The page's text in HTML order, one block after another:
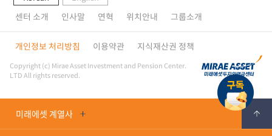
센터 소개 인사말 연혁 위치안내 그룹소개
개인정보 처리방침 이용약관 지식재산권 정책
Copyright (c) Mirae Asset Investment and Pension Center.
LTD All rights reserved.
미래에셋 계열사